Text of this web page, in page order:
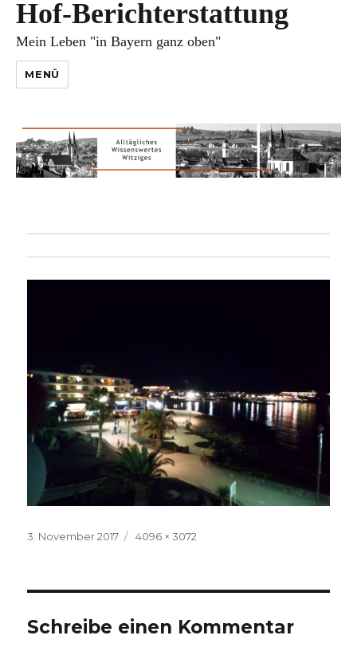
Hof-Berichterstattung
Mein Leben "in Bayern ganz oben"
MENÜ
Veröffentlicht
3. November 2017
Volle
4096 × 3072
Schreibe einen Kommentar